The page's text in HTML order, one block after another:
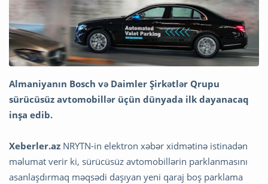
Almaniyanın Bosch və Daimler Şirkətlər Qrupu
sürücüsüz avtomobillər üçün dünyada ilk dayanacaq
inşa edib.
Xeberler.az NRYTN-in elektron xəbər xidmətinə istinadən
məlumat verir ki, sürücüsüz avtomobillərin parklanmasını
asanlaşdırmaq məqsədi daşıyan yeni qaraj boş parklama